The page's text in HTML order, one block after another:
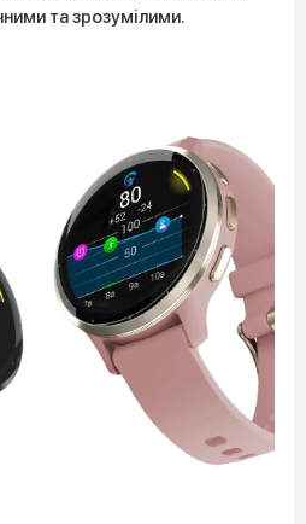
та зрозумілими.